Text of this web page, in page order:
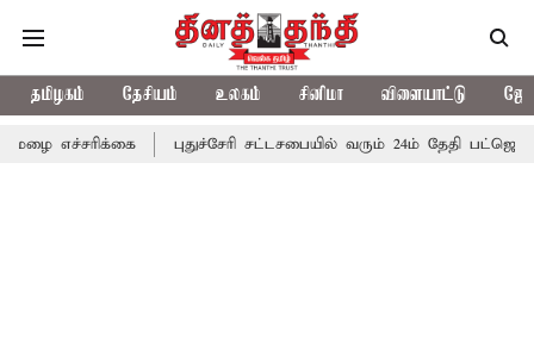
தமிழகம் தேசியம் உலகம் சினிமா விளையாட்டு
புதுச்சேரி சட்டசபையில் வரும் 24ம் தேதி பட்ஜெட் தாக்கல்